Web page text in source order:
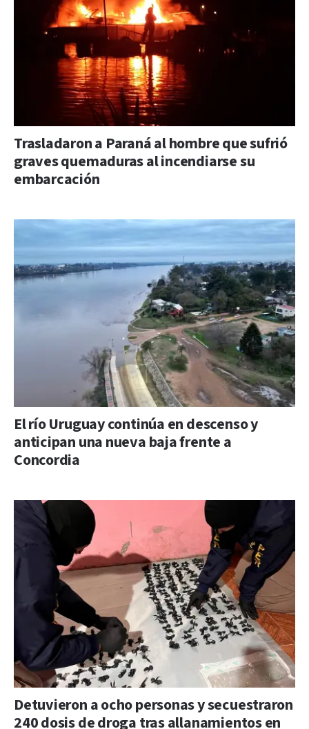
Trasladaron a Paraná al hombre que sufrió
graves quemaduras al incendiarse su
embarcación
El río Uruguay continúa en descenso y
anticipan una nueva baja frente a
Concordia
Detuvieron a ocho personas y secuestraron
240 dosis de droga tras allanamientos en